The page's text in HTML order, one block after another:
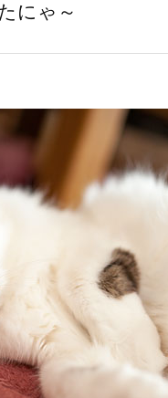
にゃ～